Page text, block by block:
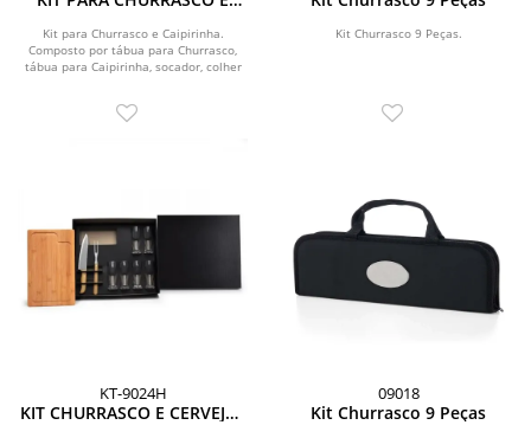
Kit para Churrasco e Caipirinha.
Composto por tábua para Churrasco,
tábua para Caipirinha, socador, colher
Kit Churrasco 9 Peças.
KT-9024H
KIT CHURRASCO E CERVEJA -
09018
Kit Churrasco 9 Peças